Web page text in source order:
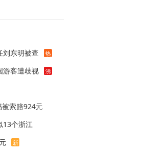
刘东明被查 热
游客遭歧视 沸
索赔924元
13个浙江
新